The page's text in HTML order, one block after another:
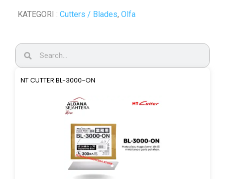
KATEGORI : Cutters / Blades, Olfa
NT CUTTER BL-3000-ON